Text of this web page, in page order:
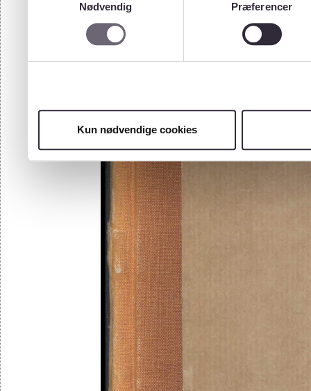
Nødvendig
Præferencer
Kun nødvendige cookies